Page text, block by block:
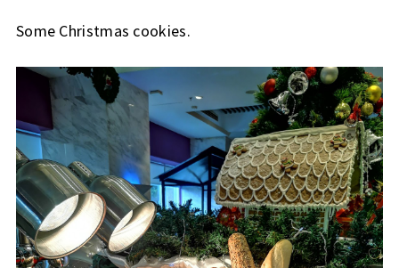
Some Christmas cookies.